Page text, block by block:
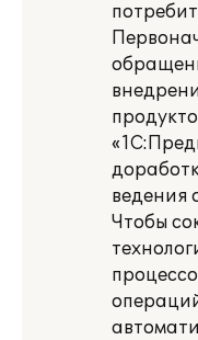
ведения
Чтобы